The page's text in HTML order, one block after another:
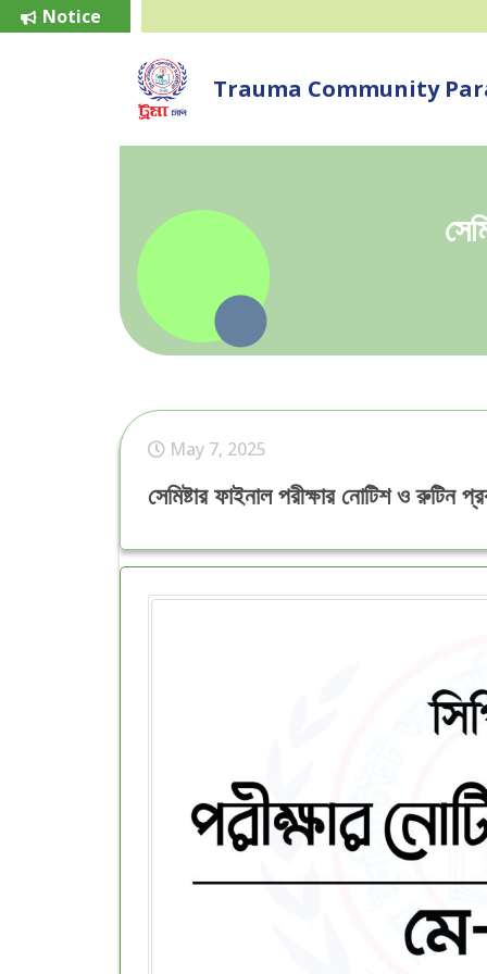
Notice
Trauma Community
May 7, 2025
সেমিষ্টার ফাইনাল পরীক্ষার নোটিশ ও রুটিন